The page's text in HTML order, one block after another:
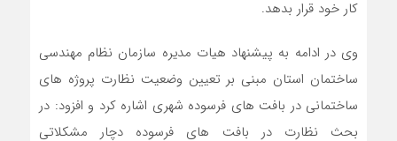
کار خود قرار بدهد.
وی در ادامه به پیشنهاد هیات مدیره سازمان نظام مهندسی
ساختمان استان مبنی بر تعیین وضعیت نظارت پروژه های
ساختمانی در بافت های فرسوده شهری اشاره کرد و افزود: در
بحث نظارت در بافت های فرسوده دچار مشکلاتی